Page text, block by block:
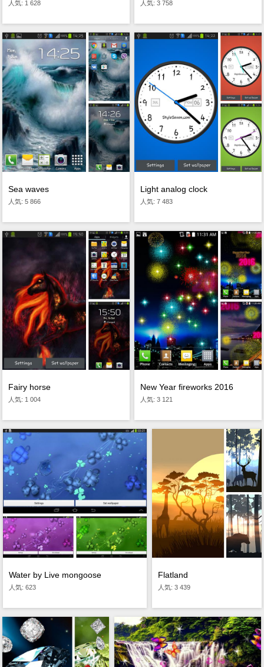
人気: 1 628 人気: 3 758
Sea waves
人気: 5 866
Light analog clock
人気: 7 483
Fairy horse
人気: 1 004
New Year fireworks 2016
人気: 3 121
Water by Live mongoose
人気: 623
Flatland
人気: 3 439